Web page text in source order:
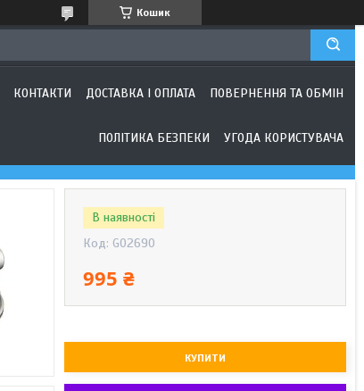
Кошик
КОНТАКТИ ДОСТАВКА І ОПЛАТА ПОВЕРНЕННЯ ТА ОБМІН
ПОЛІТИКА БЕЗПЕКИ УГОДА КОРИСТУВАЧА
В наявності
Код: G02690
995 ₴
КУПИТИ